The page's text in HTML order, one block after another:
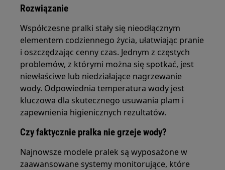
Rozwiązanie
Współczesne pralki stały się nieodłącznym
elementem codziennego życia, ułatwiając pranie
i oszczędzając cenny czas. Jednym z częstych
problemów, z którymi można się spotkać, jest
niewłaściwe lub niedziałające nagrzewanie
wody. Odpowiednia temperatura wody jest
kluczowa dla skutecznego usuwania plam i
zapewnienia higienicznych rezultatów.
Czy faktycznie pralka nie grzeje wody?
Najnowsze modele pralek są wyposażone w
zaawansowane systemy monitorujące, które